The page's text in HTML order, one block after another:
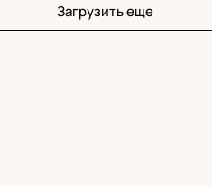
Загрузить еще